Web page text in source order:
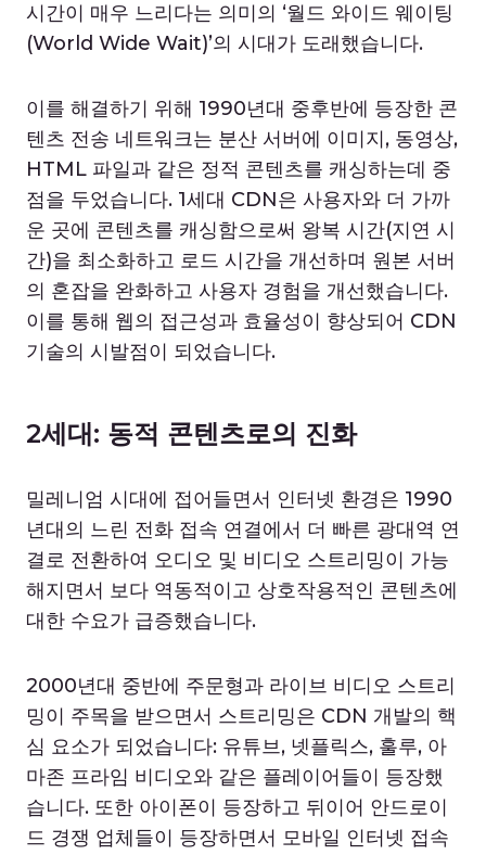
시간이 매우 느리다는 의미의 ‘월드 와이드 웨이팅
(World Wide Wait)’의 시대가 도래했습니다.
이를 해결하기 위해 1990년대 중후반에 등장한 콘
텐츠 전송 네트워크는 분산 서버에 이미지, 동영상,
HTML 파일과 같은 정적 콘텐츠를 캐싱하는데 중
점을 두었습니다. 1세대 CDN은 사용자와 더 가까
운 곳에 콘텐츠를 캐싱함으로써 왕복 시간(지연 시
간)을 최소화하고 로드 시간을 개선하며 원본 서버
의 혼잡을 완화하고 사용자 경험을 개선했습니다.
이를 통해 웹의 접근성과 효율성이 향상되어 CDN
기술의 시발점이 되었습니다.
2세대: 동적 콘텐츠로의 진화
밀레니엄 시대에 접어들면서 인터넷 환경은 1990
년대의 느린 전화 접속 연결에서 더 빠른 광대역 연
결로 전환하여 오디오 및 비디오 스트리밍이 가능
해지면서 보다 역동적이고 상호작용적인 콘텐츠에
대한 수요가 급증했습니다.
2000년대 중반에 주문형과 라이브 비디오 스트리
밍이 주목을 받으면서 스트리밍은 CDN 개발의 핵
심 요소가 되었습니다: 유튜브, 넷플릭스, 훌루, 아
마존 프라임 비디오와 같은 플레이어들이 등장했
습니다. 또한 아이폰이 등장하고 뒤이어 안드로이
드 경쟁 업체들이 등장하면서 모바일 인터넷 접속